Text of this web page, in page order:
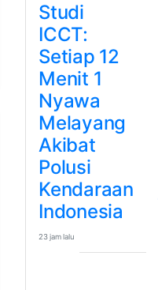
Studi
ICCT:
Setiap 12
Menit 1
Nyawa
Melayang
Akibat
Polusi
Kendaraan
Indonesia
23 jam lalu